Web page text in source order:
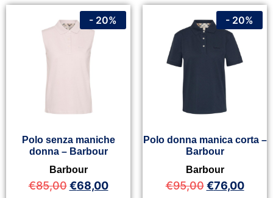
Polo senza maniche
donna – Barbour
Barbour
€85,00 €68,00
- 20%
Polo donna manica corta –
Barbour
Barbour
€95,00 €76,00
- 20%